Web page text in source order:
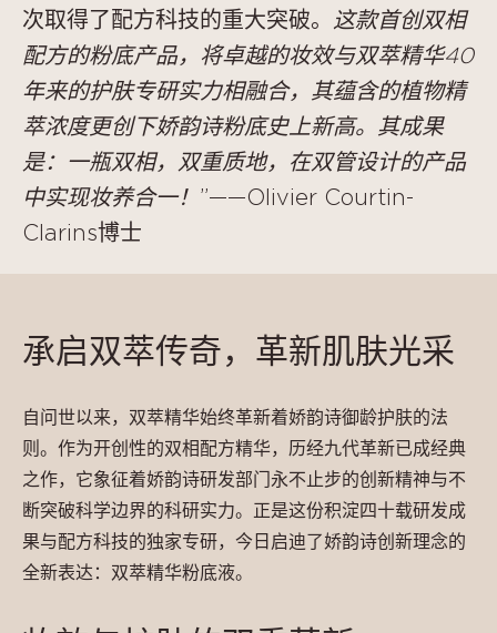
次取得了配方科技的重大突破。 这款首创双相
配方的粉底产品，将卓越的妆效与双萃精华40
年来的护肤专研实力相融合，其蕴含的植物精
萃浓度更创下娇韵诗粉底史上新高。其成果
是：一瓶双相，双重质地，在双管设计的产品
中实现妆养合一！ ”——Olivier Courtin-
Clarins博士
承启双萃传奇，革新肌肤光采
自问世以来，双萃精华始终革新着娇韵诗御龄护肤的法
则。作为开创性的双相配方精华，历经九代革新已成经典
之作，它象征着娇韵诗研发部门永不止步的创新精神与不
断突破科学边界的科研实力。正是这份积淀四十载研发成
果与配方科技的独家专研，今日启迪了娇韵诗创新理念的
全新表达：双萃精华粉底液。